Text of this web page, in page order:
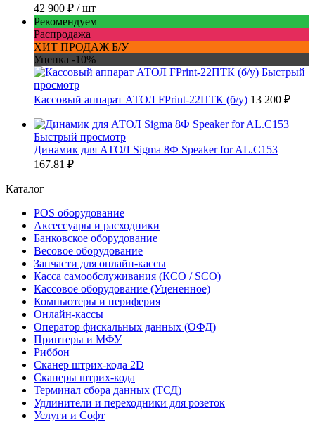
42 900 ₽ / шт
Рекомендуем
Распродажа
ХИТ ПРОДАЖ Б/У
Уценка -10%
Быстрый
просмотр
Кассовый аппарат АТОЛ FPrint-22ПТК (б/у) 13 200 ₽
Быстрый просмотр
Динамик для АТОЛ Sigma 8Ф Speaker for AL.C153
167.81 ₽
Каталог
POS оборудование
Аксессуары и расходники
Банковское оборудование
Весовое оборудование
Запчасти для онлайн-кассы
Касса самообслуживания (КСО / SCO)
Кассовое оборудование (Уцененное)
Компьютеры и периферия
Онлайн-кассы
Оператор фискальных данных (ОФД)
Принтеры и МФУ
Риббон
Сканер штрих-кода 2D
Сканеры штрих-кода
Терминал сбора данных (ТСД)
Удлинители и переходники для розеток
Услуги и Софт